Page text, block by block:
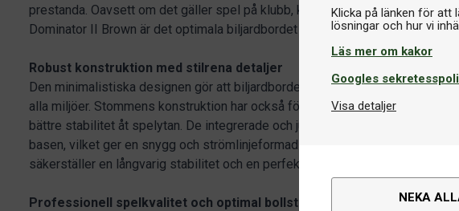
Klicka på länken för att
Läs mer om kakor
Googles
Visa detaljer
NEKA
prestanda. Oavsett om det gäller spel på klubb, kontor, skola eller hem, så
Dominator II Brown är det optimala biljardbordet för oändligt med nöje.
Robust konstruktion med stilrena detaljer
Den minimalistiska designen gör att biljardbordet Buffalo Dominator II Brown
alla miljöer. Stommens konstruktion har också förbättrats från tidigare
bättre stabilitet åt spelytan. De integrerade och justerbara fötterna är diskret
basen, vilket ger en snygg och strömlinjeformad look. Den robusta
säkerställer en långvarig stabilitet och en perfekt spelyta oavsett underlag.
Professionell spelkvalitet och optimal bollstuds